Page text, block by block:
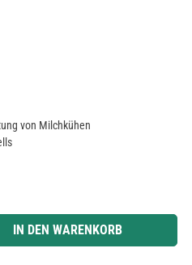
von Milchkühen
ein oder benutze die Schaltflächen um
IN DEN WARENKORB